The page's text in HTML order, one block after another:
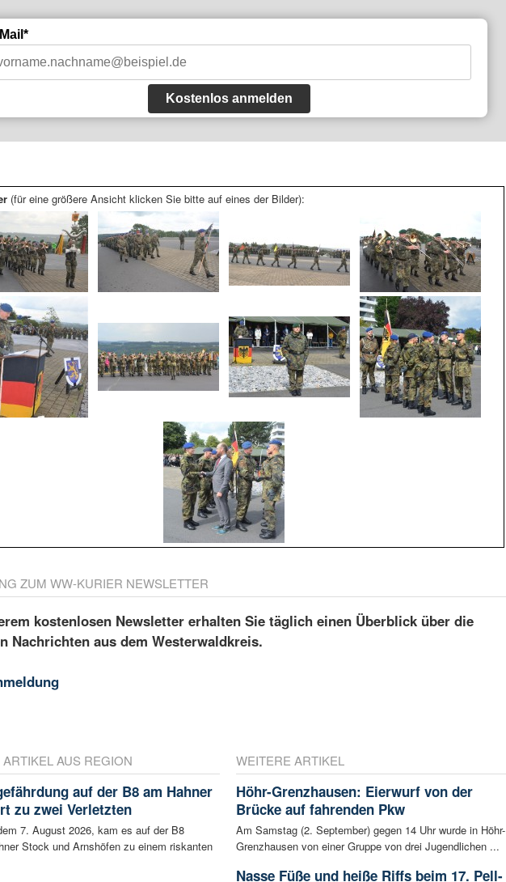
Kostenlos anmelden
(für eine größere Ansicht klicken Sie bitte auf eines der Bilder):
ZUM WW-KURIER NEWSLETTER
kostenlosen Newsletter erhalten Sie täglich einen Überblick über die
Nachrichten aus dem Westerwaldkreis.
AUS REGION
auf der B8 am Hahner
zu zwei Verletzten
7. August 2026, kam es auf der B8
Stock und Arnshöfen zu einem riskanten
WEITERE ARTIKEL
Höhr-Grenzhausen: Eierwurf von der
Brücke auf fahrenden Pkw
Am Samstag (2. September) gegen 14 Uhr wurde in Höhr-
Grenzhausen von einer Gruppe von drei Jugendlichen ...
Nasse Füße und heiße Riffs beim 17. Pell-